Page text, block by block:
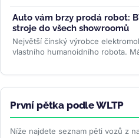
na...>>
Auto vám brzy prodá robot:
stroje do všech showroomů
Největší čínský výrobce
vlastního humanoidního robota.
První pětka podle WLTP
Níže najdete seznam pěti vozů z